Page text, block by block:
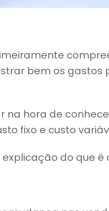
bem os
hora de
fixo e custo
do que é